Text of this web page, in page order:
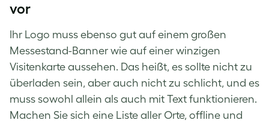
vor
Ihr Logo muss ebenso gut auf einem großen
Messestand-Banner wie auf einer winzigen
Visitenkarte aussehen. Das heißt, es sollte nicht zu
überladen sein, aber auch nicht zu schlicht, und es
muss sowohl allein als auch mit Text funktionieren.
Machen Sie sich eine Liste aller Orte, offline und